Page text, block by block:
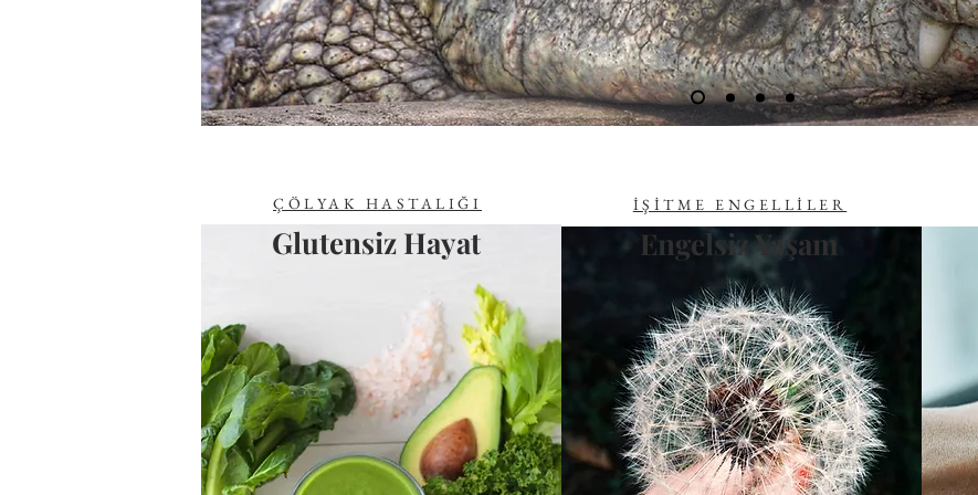
ÇÖLYAK HASTALIĞI
Glutensiz Hayat
İŞİTME ENGELLİLER
Engelsiz Yaşam